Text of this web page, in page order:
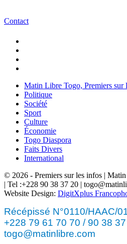
Contact
Matin Libre Togo, Premiers sur
Politique
Société
Sport
Culture
Économie
Togo Diaspora
Faits Divers
International
© 2026 - Premiers sur les infos |
| Tel :+228 90 38 37 20 |
Website Design: DigitXplus
Récépissé N°0110/HAAC/
+228 79 61 70 70 / 90 38
togo@matinlibre.com